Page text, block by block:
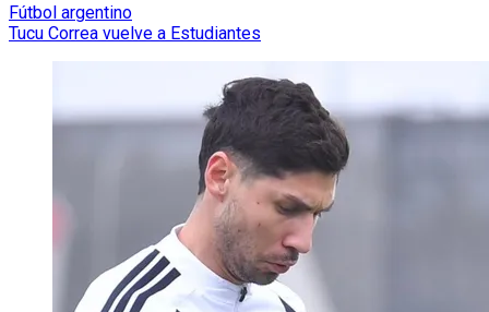
Fútbol argentino
Tucu Correa vuelve a Estudiantes